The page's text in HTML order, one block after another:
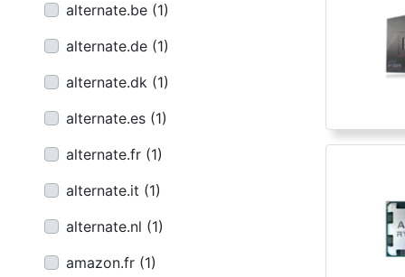
alternate.be (1)
alternate.de (1)
alternate.dk (1)
alternate.es (1)
alternate.fr (1)
alternate.it (1)
alternate.nl (1)
amazon.fr (1)